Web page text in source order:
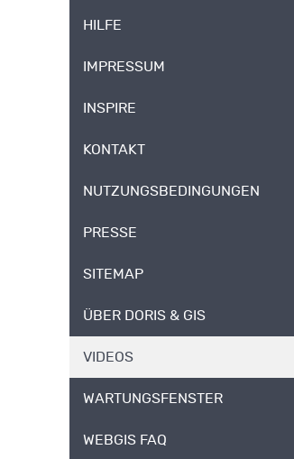
HILFE
IMPRESSUM
INSPIRE
KONTAKT
NUTZUNGSBEDINGUNGEN
PRESSE
SITEMAP
ÜBER DORIS & GIS
VIDEOS
WARTUNGSFENSTER
WEBGIS FAQ